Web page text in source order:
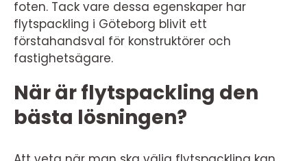
foten. Tack vare dessa egenskaper har
flytspackling i Göteborg blivit ett
förstahandsval för konstruktörer och
fastighetsägare.
När är flytspackling den
bästa lösningen?